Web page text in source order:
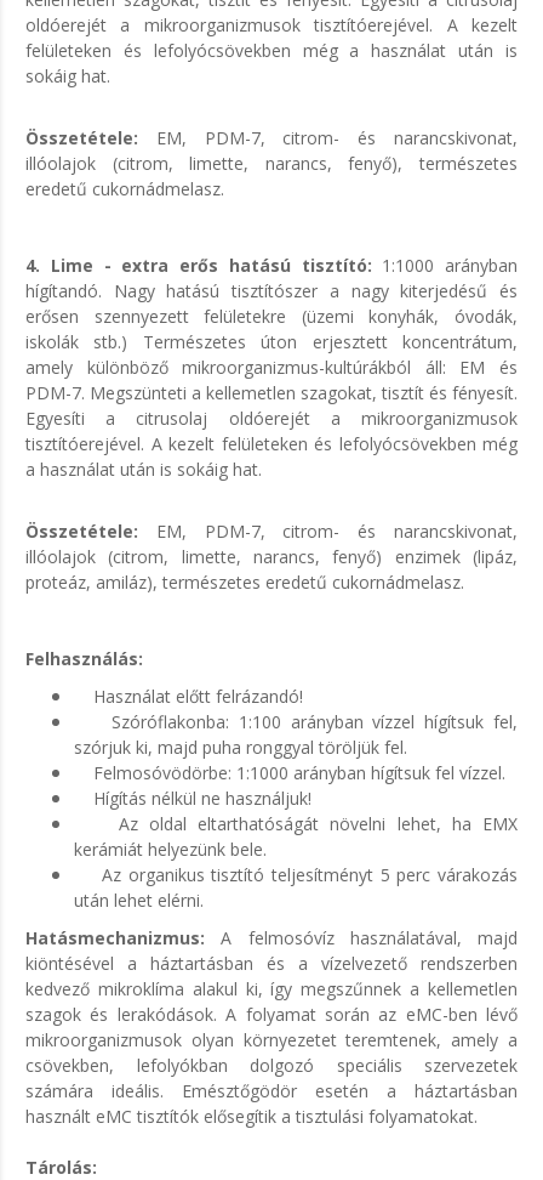
oldóerejét a mikroorganizmusok tisztítóerejével. A kezelt
felületeken és lefolyócsövekben még a használat után is
sokáig hat.
Összetétele: EM, PDM-7, citrom- és narancskivonat,
illóolajok (citrom, limette, narancs, fenyő), természetes
eredetű cukornádmelasz.
4. Lime - extra erős hatású tisztító: 1:1000 arányban
hígítandó. Nagy hatású tisztítószer a nagy kiterjedésű és
erősen szennyezett felületekre (üzemi konyhák, óvodák,
iskolák stb.) Természetes úton erjesztett koncentrátum,
amely különböző mikroorganizmus-kultúrákból áll: EM és
PDM-7. Megszünteti a kellemetlen szagokat, tisztít és fényesít.
Egyesíti a citrusolaj oldóerejét a mikroorganizmusok
tisztítóerejével. A kezelt felületeken és lefolyócsövekben még
a használat után is sokáig hat.
Összetétele: EM, PDM-7, citrom- és narancskivonat,
illóolajok (citrom, limette, narancs, fenyő) enzimek (lipáz,
proteáz, amiláz), természetes eredetű cukornádmelasz.
Felhasználás:
Használat előtt felrázandó!
Szóróflakonba: 1:100 arányban vízzel hígítsuk fel,
szórjuk ki, majd puha ronggyal töröljük fel.
Felmosóvödörbe: 1:1000 arányban hígítsuk fel vízzel.
Hígítás nélkül ne használjuk!
Az oldal eltarthatóságát növelni lehet, ha EMX
kerámiát helyezünk bele.
Az organikus tisztító teljesítményt 5 perc várakozás
után lehet elérni.
Hatásmechanizmus:A felmosóvíz használatával, majd
kiöntésével a háztartásban és a vízelvezető rendszerben
kedvező mikroklíma alakul ki, így megszűnnek a kellemetlen
szagok és lerakódások. A folyamat során az eMC-ben lévő
mikroorganizmusok olyan környezetet teremtenek, amely a
csövekben, lefolyókban dolgozó speciális szervezetek
számára ideális. Emésztőgödör esetén a háztartásban
használt eMC tisztítók elősegítik a tisztulási folyamatokat.
Tárolás: